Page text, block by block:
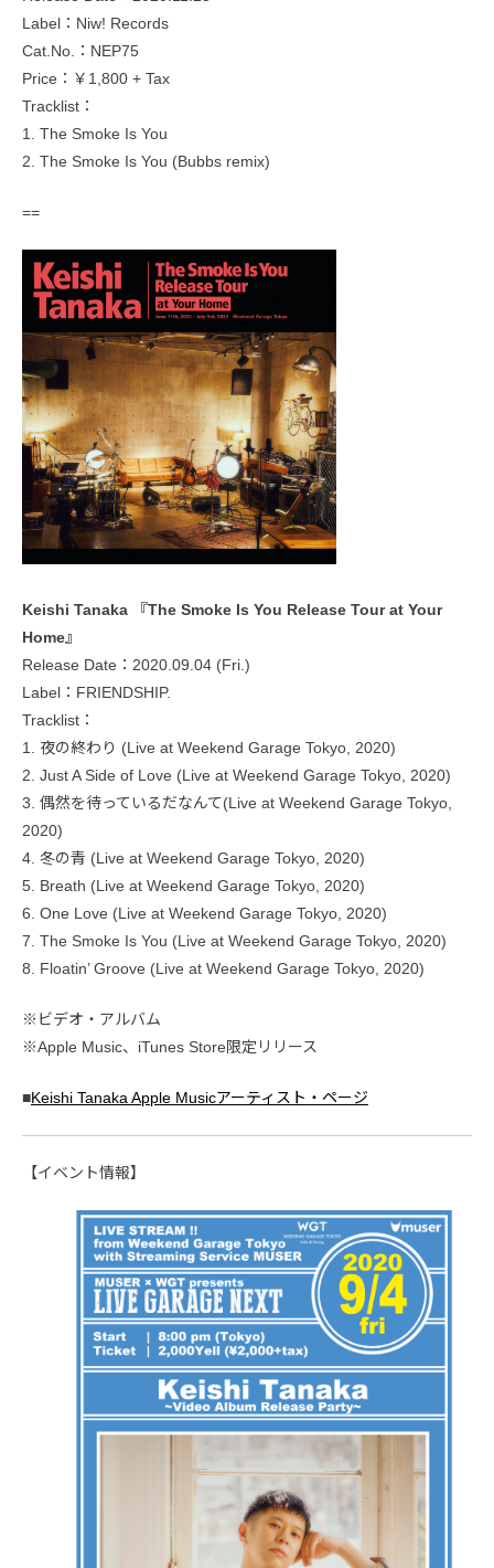
Label：Niw! Records
Cat.No.：NEP75
Price：￥1,800 + Tax
Tracklist：
1. The Smoke Is You
2. The Smoke Is You (Bubbs remix)
==
Keishi Tanaka 『The Smoke Is You Release Tour at Your
Home』
Release Date：2020.09.04 (Fri.)
Label：FRIENDSHIP.
Tracklist：
1. 夜の終わり (Live at Weekend Garage Tokyo, 2020)
2. Just A Side of Love (Live at Weekend Garage Tokyo, 2020)
3. 偶然を待っているだなんて(Live at Weekend Garage Tokyo,
2020)
4. 冬の青 (Live at Weekend Garage Tokyo, 2020)
5. Breath (Live at Weekend Garage Tokyo, 2020)
6. One Love (Live at Weekend Garage Tokyo, 2020)
7. The Smoke Is You (Live at Weekend Garage Tokyo, 2020)
8. Floatin’ Groove (Live at Weekend Garage Tokyo, 2020)
※ビデオ・アルバム
※Apple Music、iTunes Store限定リリース
■Keishi Tanaka Apple Musicアーティスト・ページ
【イベント情報】